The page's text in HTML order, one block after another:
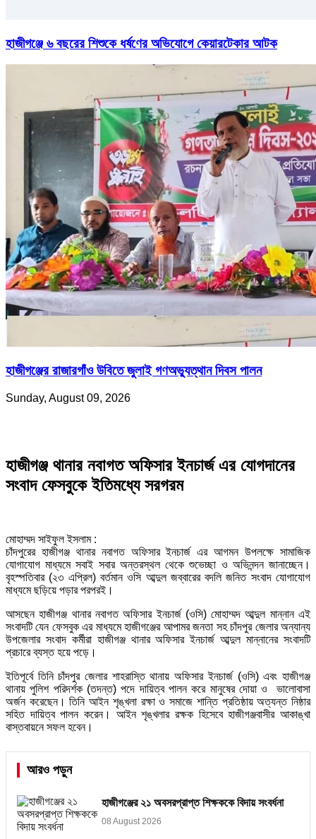
হাজীগঞ্জে ৬ বছরের শিশুকে ধর্ষণের অভিযোগে কেয়ারটেকার আটক
হাজীগঞ্জের রাজারগাঁও উবিতে জুলাই গণঅভ্যুত্থান দিবস পালন
Sunday, August 09, 2026
হাজীগঞ্জ থানার নবাগত অফিসার ইনচার্জ এর যোগদানের
সংবাদ ফেসবুকে ইতিমধ্যে সরগরম
মোহাম্মদ সাইফুল ইসলাম :
চাঁদপুরের হাজীগঞ্জ থানার নবাগত অফিসার ইনচার্জ এর আগমন উপলক্ষে সামাজিক
যোগাযোগ মাধ্যমে সবাই সবার অন্তরস্থল থেকে শুভেচ্ছা ও অভিনন্দন জানাচ্ছেন।
বৃহস্পতিবার (২৩ এপ্রিল) বর্তমান ওসি আব্দুল জব্বারের বদলি জনিত সংবাদ যোগাযোগ
মাধ্যমে ছড়িয়ে পড়ার পরপরই।
আসছেন হাজীগঞ্জ থানার নবাগত অফিসার ইনচার্জ (ওসি) মোহাম্মদ আব্দুল মান্নান এই
সংবাদটি যেন ফেসবুক এর মাধ্যমে হাজীগঞ্জের আপামর জনতা সহ চাঁদপুর জেলার অন্যান্য
উপজেলার সংবাদ কর্মীরা হাজীগঞ্জ থানার অফিসার ইনচার্জ আব্দুল মান্নানের সংবাদটি
প্রচারে ব্যস্ত হয়ে পড়ে।
ইতিপূর্বে তিনি চাঁদপুর জেলার শাহরাস্তি থানায় অফিসার ইনচার্জ (ওসি) এবং হাজীগঞ্জ
থানায় পুলিশ পরিদর্শক (তদন্ত) পদে দায়িত্ব পালন করে মানুষের দোয়া ও ভালোবাসা
অর্জন করেছেন। তিনি আইন শৃঙ্খলা রক্ষা ও সমাজে শান্তি প্রতিষ্ঠায় অত্যন্ত নিষ্ঠার
সহিত দায়িত্ব পালন করেন। আইন শৃঙ্খলার রক্ষক হিসেবে হাজীগঞ্জবাসীর আকাঙ্খা
বাস্তবায়নে সফল হবেন।
আরও পড়ুন
হাজীগঞ্জের ২১ অবসরপ্রাপ্ত শিক্ষককে বিদায় সংবর্ধনা
08 August 2026